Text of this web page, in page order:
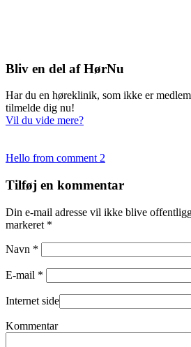
Bliv en del af HørNu
Har du en høreklinik, som ikke er
tilmelde dig nu!
Vil du vide mere?
Indlægsnavigation
Hello from comment 2
Tilføj en kommentar
Din e-mail adresse vil ikke blive
markeret *
Navn *
E-mail *
Internet side
Kommentar